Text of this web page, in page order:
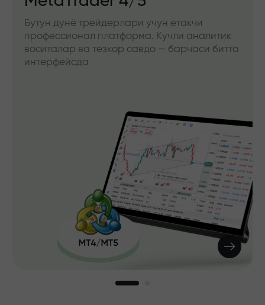
Бутун дунё трейдерлари учун етакчи
профессионал платформа. Кучли аналитик
воситалар ва тезкор савдо — барчаси битта
интерфейсда